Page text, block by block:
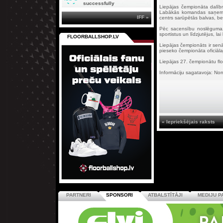
Liepājas čempionāta
Labākās komandas
centrs sarūpētās balvas,
Pēc sacensību
sportistus un līdzjutējus, lai
Liepājas čempionāts ir
pieseko čempionāta
Liepājas 27. čempionātu
Informāciju sagatavoja:
« Iepriekšējais raksts
successfully
IFF »
FLOORBALLSHOP.LV
PARTNERI SPONSORI ATBALSTĪTĀJI MEDIJU